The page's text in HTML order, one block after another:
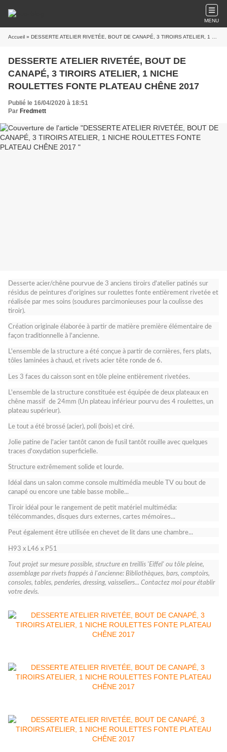
MENU
Accueil » DESSERTE ATELIER RIVETÉE, BOUT DE CANAPÉ, 3 TIROIRS ATELIER, 1 NICHE ROULETTES FONTE PLATEAU CHÊNE 2017
DESSERTE ATELIER RIVETÉE, BOUT DE
CANAPÉ, 3 TIROIRS ATELIER, 1 NICHE
ROULETTES FONTE PLATEAU CHÊNE 2017
Publié le 16/04/2020 à 18:51
Par Fredmett
Desserte acier/chêne pourvue de 3 anciens tiroirs d'atelier patinés sur
résidus de peintures d'origines sur roulettes fonte entièrement rivetée et
réalisée par mes soins (soudures parcimonieuses pour la coulisse des
tiroir).
Création originale élaborée à partir de matière première élémentaire de
façon traditionnelle à l'ancienne.
L'ensemble de la structure a été conçue à partir de cornières, fers plats,
tôles laminées à chaud, et rivets acier tête ronde de 6.
Les 3 faces du caisson sont en tôle pleine entièrement rivetées.
L'ensemble de la structure constituée est équipée de deux plateaux en
chêne massif de 24mm (Un plateau inférieur pourvu des 4 roulettes, un
plateau supérieur).
Le tout a été brossé (acier), poli (bois) et ciré.
Jolie patine de l'acier tantôt canon de fusil tantôt rouille avec quelques
traces d'oxydation superficielle.
Structure extrêmement solide et lourde.
Idéal dans un salon comme console multimédia meuble TV ou bout de
canapé ou encore une table basse mobile...
Tiroir idéal pour le rangement de petit matériel multimédia:
télécommandes, disques durs externes, cartes mémoires...
Peut également être utilisée en chevet de lit dans une chambre...
H93 x L46 x P51
Tout projet sur mesure possible, structure en treillis 'Eiffel' ou tôle pleine,
assemblage par rivets frappés à l'ancienne: Bibliothèques, bars, comptoirs,
consoles, tables, penderies, dressing, vaisseliers... Contactez moi pour établir
votre devis.